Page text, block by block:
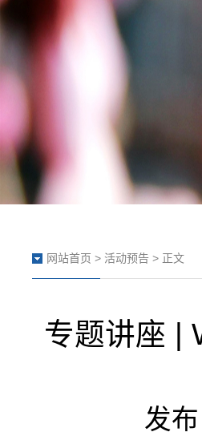
网站首页 > 活动预告 > 正文
专题讲座 |
发